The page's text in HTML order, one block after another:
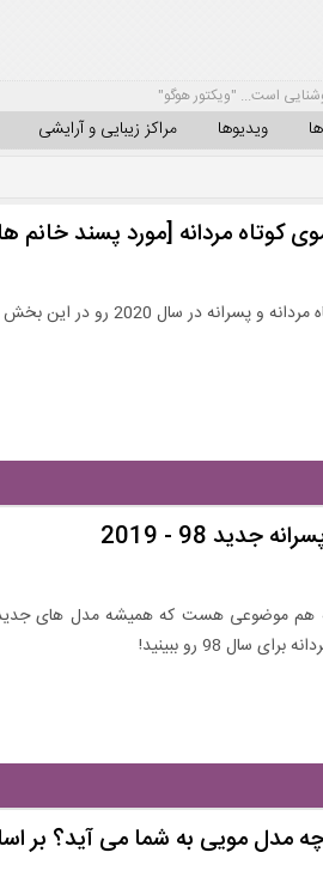
است... "ویکتور هوگو"
ویدیوها مراکز زیبایی و آرایشی
کوتاه مردانه [مورد پسند خانم
رو در این بخش از زیبامون ببینید و ایده بگیرید!
جدید 98 - 2019
هم موضوعی هست که همیشه مدل های جدید
سال 98 رو ببینید!
چه مدل مویی به شما می آید؟